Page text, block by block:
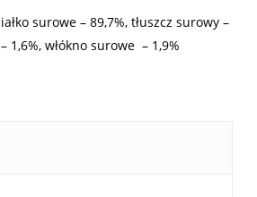
surowe – 89,7%, tłuszcz surowy –
1,6%, włókno surowe – 1,9%